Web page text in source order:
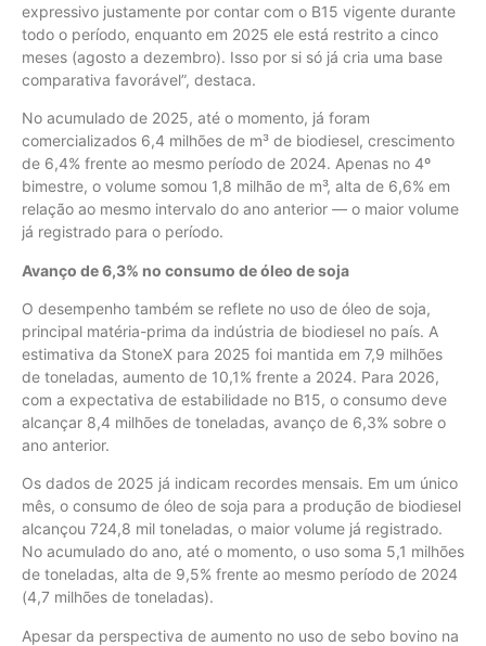
expressivo justamente por contar com o B15 vigente durante
todo o período, enquanto em 2025 ele está restrito a cinco
meses (agosto a dezembro). Isso por si só já cria uma base
comparativa favorável”, destaca.
No acumulado de 2025, até o momento, já foram
comercializados 6,4 milhões de m³ de biodiesel, crescimento
de 6,4% frente ao mesmo período de 2024. Apenas no 4º
bimestre, o volume somou 1,8 milhão de m³, alta de 6,6% em
relação ao mesmo intervalo do ano anterior — o maior volume
já registrado para o período.
Avanço de 6,3% no consumo de óleo de soja
O desempenho também se reflete no uso de óleo de soja,
principal matéria-prima da indústria de biodiesel no país. A
estimativa da StoneX para 2025 foi mantida em 7,9 milhões
de toneladas, aumento de 10,1% frente a 2024. Para 2026,
com a expectativa de estabilidade no B15, o consumo deve
alcançar 8,4 milhões de toneladas, avanço de 6,3% sobre o
ano anterior.
Os dados de 2025 já indicam recordes mensais. Em um único
mês, o consumo de óleo de soja para a produção de biodiesel
alcançou 724,8 mil toneladas, o maior volume já registrado.
No acumulado do ano, até o momento, o uso soma 5,1 milhões
de toneladas, alta de 9,5% frente ao mesmo período de 2024
(4,7 milhões de toneladas).
Apesar da perspectiva de aumento no uso de sebo bovino na